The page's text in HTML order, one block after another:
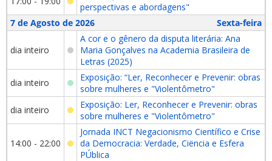
perspectivas e abordagens"
7 de Agosto de 2026
Sexta-feira
dia inteiro
A cor e o gênero da disputa literária: Ana
Maria Gonçalves na Academia Brasileira de
Letras (2025)
dia inteiro
Exposição: “Ler, Reconhecer e Prevenir: obras
sobre mulheres e "Violentômetro"
dia inteiro
Exposição: Ler, Reconhecer e Prevenir: obras
sobre mulheres e "Violentômetro"
14:00 - 22:00
Jornada INCT Negacionismo Científico e Crise
da Democracia: Verdade, Ciëncia e Esfera
PÚblica